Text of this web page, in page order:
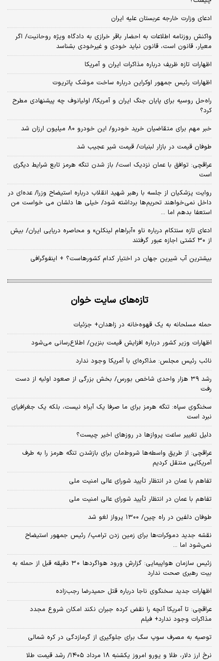
ادعای وزارت خارجه عربستان علیه ایران
واکنش روزنامه اطلاعات به احضار باقر خرازی به دادگاه ویژه روحانیت/ اگر
معیار، قانون است، قانون نباید خودی و غیرخودی بشناسد
اظهارات تازه ظریف درباره مذاکرات ایران و آمریکا
اظهارات رئیس جمهور اوکراین درباره ساخت موشک پاتریوت
راه‌حل روسیه برای پایان جنگ ایران و آمریکا/ اولیانوف چه پیشنهادی مطرح
کرد؟
خبر مهم برای متقاضیان خرید خودرو/ این خودرو ۸۰ میلیون ارزان شد
طوفان قیمت در بازار لبنیات/ قیمت شیر عجیب شد
عراقچی: توافق با عمان نزدیک است/ باز شدن تنگه هرمز تابع شرایط دیگری
است
روایت پزشکیان از جلسه با رهبر شهید انقلاب درباره استیضاح وزرا/ عده‌ای در
داخل نمی‌خواهند تحریم‌ها برداشته شود/ خیلی ها دلشان می خواست من
استعفا بدهم اما ...
ادعای تازه سنتکام درباره ناو «آبراهام لینکلن» و محاصره دریایی ایران/ بیش
از ۳۰ کشتی اجازه عبور گرفتند
بیشترین آب شیرین جهان در اختیار کدام کشورهاست؟ + اینفوگرافی
تازه‌های سایت خوان
حمله مسلحانه به یک قهوه‌خانه در زاهدان+ جزئیات
اظهارات وزیر کشور درباره افزایش قیمت بنزین/ اطلاع‌رسانی می‌شود
نائب رئیس مجلس: مذاکره‌ای با آمریکا وجود ندارد
رشد ۳۹ هزار واحدی شاخص بورس/ بخش بزرگی از صعود اولیه از دست
رفت
سخنگوی سپاه: تنگه هرمز برای ما صرفا یک آبراه نیست، بلکه یک جغرافیای
نبرد است
دلیل تغییر ساعت پروازها در روزهای اخیر چیست؟
عراقچی: از طریق واسطه‌ها شروط‌مان برای بازشدن تنگه هرمز را به طرف
آمریکایی منتقل کردیم
تفاهم با عمان در انتظار تأیید شورای عالی امنیت ملی
تفاهم با عمان در انتظار تأیید شورای عالی امنیت ملی
طوفان دلفین در راه چین/ ۱۳۰۰ پرواز لغو شد
نقشه جدید دموکرات‌ها برای زمین زدن ترامپ/ رئیس جمهور استیضاح
نمی‌شود اما ...
زئیس سازمان هواپیمایی: گزارش ورود هواگردها ٣٠ دقیقه قبل از حمله به
بیت رهبری صحت ندارد
اظهارات جدید سخنگوی ناجا درباره قتل حمیدرضا رجب‌زاده
عراقچی: تا آمریکا آنچه را نقض کرده جبران نکند امکان شروع مجدد
مذاکرات وجود ندارد+ فیلم
توصیه به مصرف سوپ سگ برای جلوگیری از گرمازدگی در کره شمالی
نرخ ارز دلار، طلا و یورو امروز یکشنبه ۱۸ مرداد ۱۴۰۵/ رشد قیمت طلا